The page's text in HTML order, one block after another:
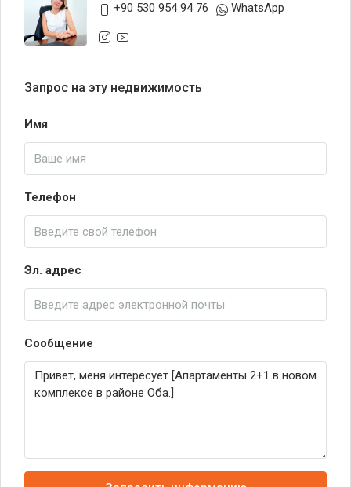
+90 530 954 94 76
WhatsApp
Запрос на эту недвижимость
Имя
Телефон
Эл. адрес
Сообщение